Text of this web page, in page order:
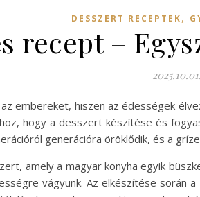
DESSZERT RECEPTEK,
recept –
2025.10.01.
embereket, hiszen az édességek
hogy a desszert készítése és
generációra öröklődik, és a
amely a magyar konyha egyik
vágyunk. Az elkészítése során